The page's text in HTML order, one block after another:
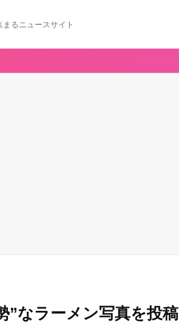
るニュースサイト
”なラーメン写真を投稿